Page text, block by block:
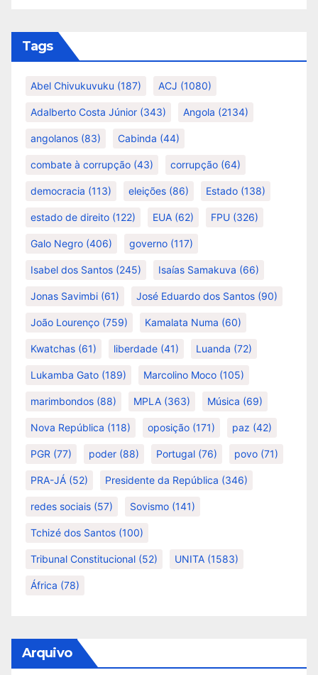
Tags
Abel Chivukuvuku (187) ACJ (1080)
Adalberto Costa Júnior (343) Angola (2134)
angolanos (83) Cabinda (44)
combate à corrupção (43) corrupção (64)
democracia (113) eleições (86) Estado (138)
estado de direito (122) EUA (62) FPU (326)
Galo Negro (406) governo (117)
Isabel dos Santos (245) Isaías Samakuva (66)
Jonas Savimbi (61) José Eduardo dos Santos (90)
João Lourenço (759) Kamalata Numa (60)
Kwatchas (61) liberdade (41) Luanda (72)
Lukamba Gato (189) Marcolino Moco (105)
marimbondos (88) MPLA (363) Música (69)
Nova República (118) oposição (171) paz (42)
PGR (77) poder (88) Portugal (76) povo (71)
PRA-JÁ (52) Presidente da República (346)
redes sociais (57) Sovismo (141)
Tchizé dos Santos (100)
Tribunal Constitucional (52) UNITA (1583)
África (78)
Arquivo